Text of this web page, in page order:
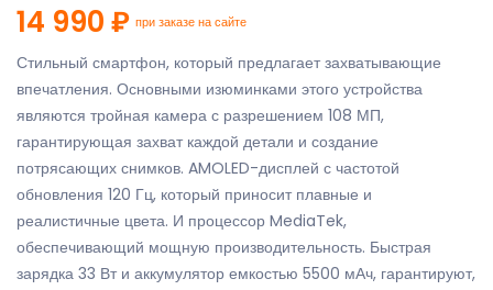
14 990 ₽ при заказе на сайте
Стильный смартфон, который предлагает захватывающие
впечатления. Основными изюминками этого устройства
являются тройная камера с разрешением 108 МП,
гарантирующая захват каждой детали и создание
потрясающих снимков. AMOLED-дисплей с частотой
обновления 120 Гц, который приносит плавные и
реалистичные цвета. И процессор MediaTek,
обеспечивающий мощную производительность. Быстрая
зарядка 33 Вт и аккумулятор емкостью 5500 мАч, гарантируют,